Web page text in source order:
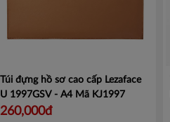
Túi đựng hồ sơ cao cấp Lezaface
U 1997GSV - A4 Mã KJ1997
260,000đ